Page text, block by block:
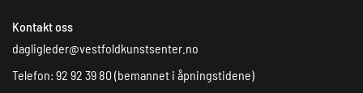
Kontakt oss
dagligleder@vestfoldkunstsenter.no
Telefon: 92 92 39 80 (bemannet i åpningstidene)